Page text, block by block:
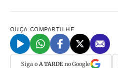
OUÇA COMPARTILHE
Siga o A TARDEno Google